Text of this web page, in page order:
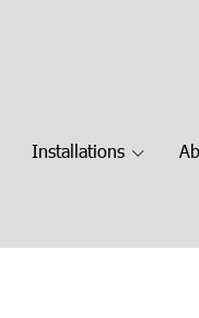
Installations